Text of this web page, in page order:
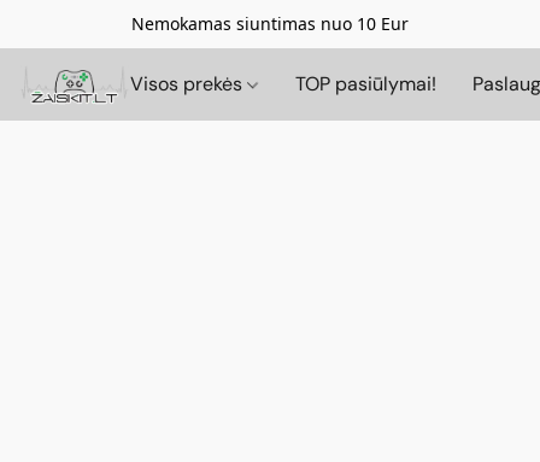
Nemokamas siuntimas nuo 10 Eur
Visos prekės TOP pasiūlymai!